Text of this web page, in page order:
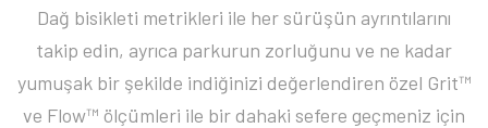
Dağ bisikleti metrikleri ile her sürüşün ayrıntılarını
takip edin, ayrıca parkurun zorluğunu ve ne kadar
yumuşak bir şekilde indiğinizi değerlendiren özel Grit™
ve Flow™ ölçümleri ile bir dahaki sefere geçmeniz için